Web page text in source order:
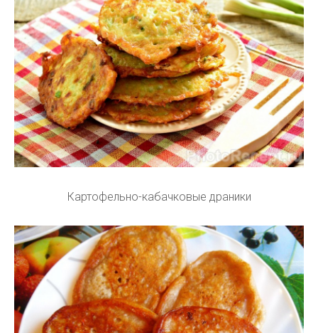
Картофельно-кабачковые драники